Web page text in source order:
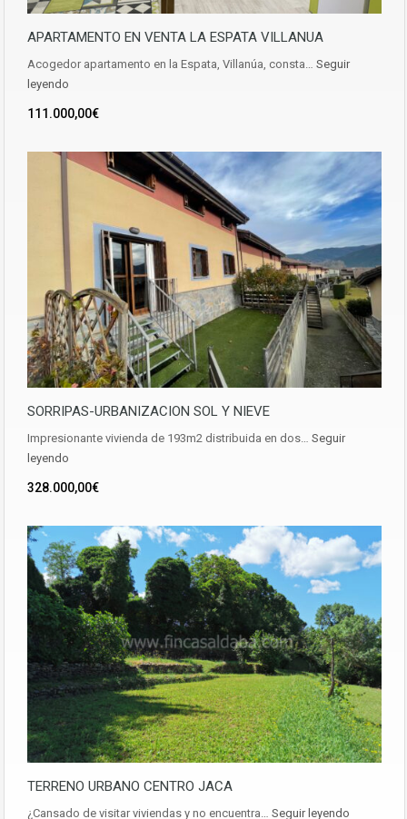
APARTAMENTO EN VENTA LA ESPATA VILLANUA
Acogedor apartamento en la Espata, Villanúa, consta… Seguir
leyendo
111.000,00€
SORRIPAS-URBANIZACION SOL Y NIEVE
Impresionante vivienda de 193m2 distribuida en dos… Seguir
leyendo
328.000,00€
TERRENO URBANO CENTRO JACA
¿Cansado de visitar viviendas y no encuentra… Seguir leyendo